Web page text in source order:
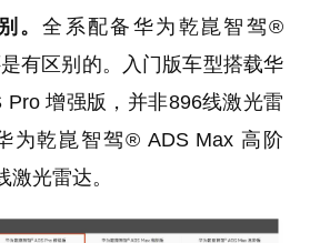
。全系配备华为乾崑智驾®
有区别的。入门版车型搭载华
增强版，并非896线激光雷
为乾崑智驾® ADS Max 高阶
光雷达。